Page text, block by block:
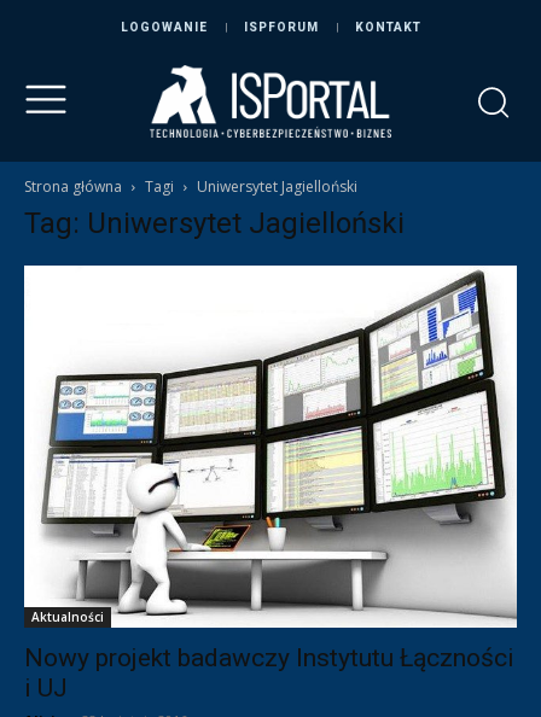
LOGOWANIE ISPFORUM KONTAKT
Strona główna Tagi Uniwersytet Jagielloński
Tag: Uniwersytet Jagielloński
Aktualności
Nowy projekt badawczy Instytutu Łączności
i UJ